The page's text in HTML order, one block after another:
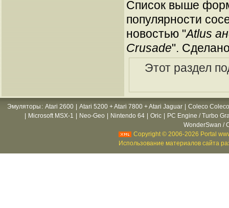
Список выше
популярности
новостью "Atlus
Crusade".
Этот раздел
Эмуляторы : Atari 2600 Atari 5200 + Atari 7800 + Atari Jaguar
Coleco
Microsoft MSX-1 Neo-Geo Nintendo 64 Oric
PC Engine / Turbo
WonderSwan /
Copyright © 2006-2026 Portal
Использование материалов сайта